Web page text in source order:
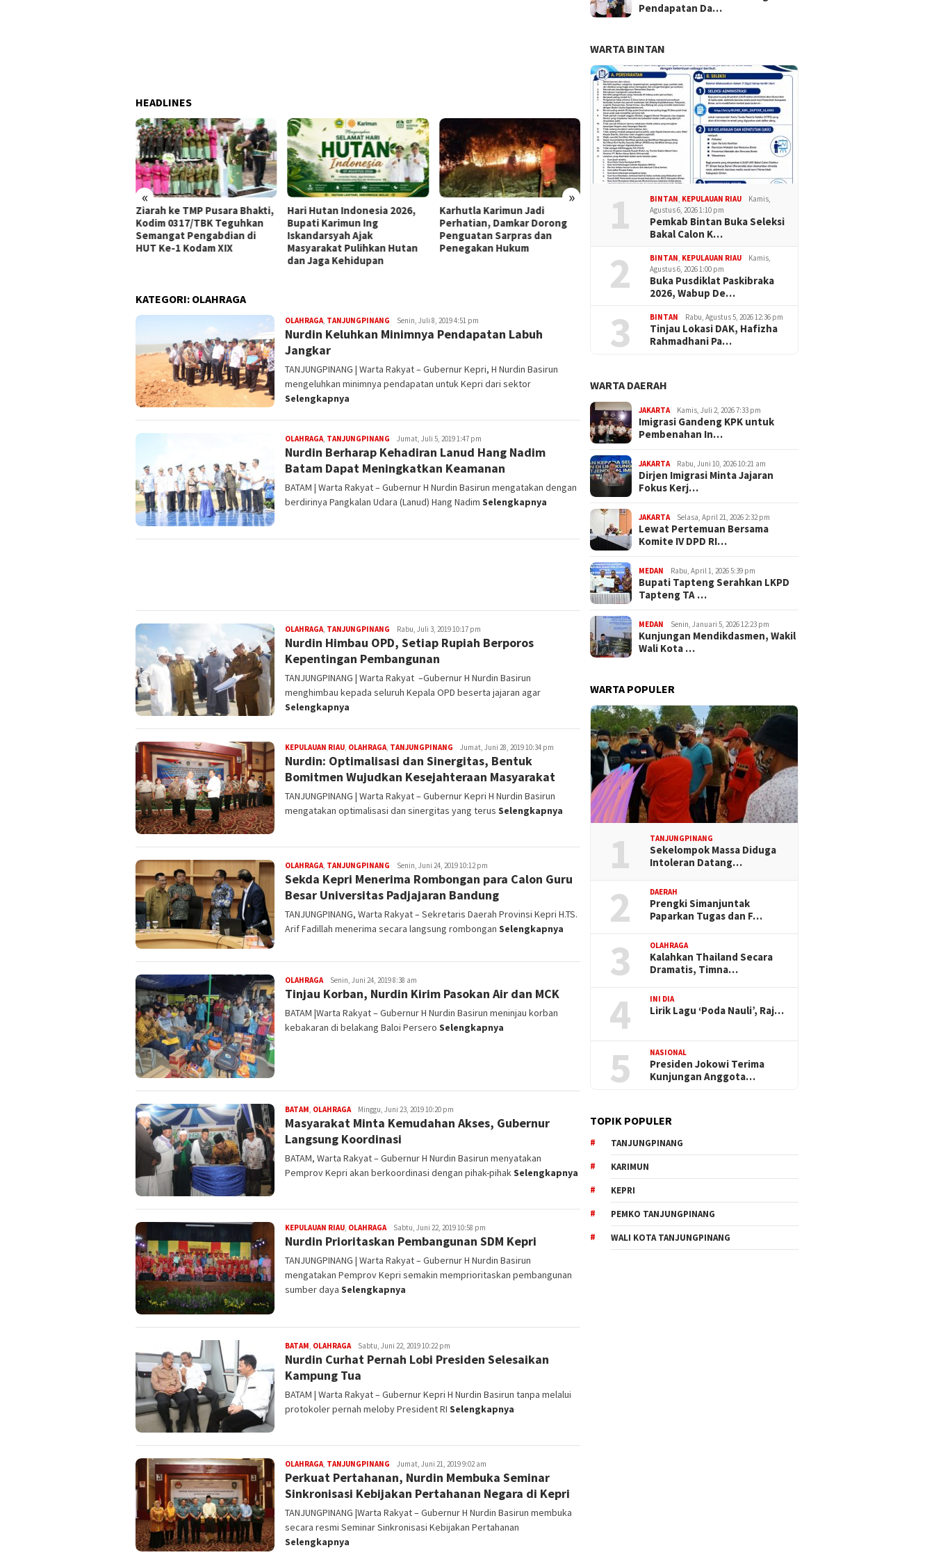
HEADLINES
« »
Ziarah ke TMP Pusara Bhakti,
Kodim 0317/TBK Teguhkan
Semangat Pengabdian di
HUT Ke-1 Kodam XIX
Hari Hutan Indonesia 2026,
Bupati Karimun Ing
Iskandarsyah Ajak
Masyarakat Pulihkan Hutan
dan Jaga Kehidupan
Karhutla Karimun Jadi
Perhatian, Damkar Dorong
Penguatan Sarpras dan
Penegakan Hukum
Pemkab Karimun Buka
Beasiswa Dokter Spesialis,
Investasi Strategis Perkuat
Penduduk, Sungai Lakam
KATEGORI: OLAHRAGA
OLAHRAGA, TANJUNGPINANG Redaksi
Senin, Juli 8, 2019 4:51 pm
Nurdin Keluhkan Minimnya Pendapatan Labuh
Jangkar
TANJUNGPINANG | Warta Rakyat – Gubernur Kepri, H Nurdin Basirun
mengeluhkan minimnya pendapatan untuk Kepri dari sektor
Selengkapnya
OLAHRAGA, TANJUNGPINANG Redaksi
Jumat, Juli 5, 2019 1:47 pm
Nurdin Berharap Kehadiran Lanud Hang Nadim
Batam Dapat Meningkatkan Keamanan
BATAM | Warta Rakyat – Gubernur H Nurdin Basirun mengatakan dengan
berdirinya Pangkalan Udara (Lanud) Hang Nadim Selengkapnya
OLAHRAGA TANJUNGPINANG Redaksi
Rabu, Juli 3, 2019 10:17 pm
Nurdin Himbau OPD, Setiap Rupiah Berporos
Kepentingan Pembangunan
TANJUNGPINANG | Warta Rakyat –Gubernur H Nurdin Basirun
menghimbau kepada seluruh Kepala OPD beserta jajaran agar
Selengkapnya
KEPULAUAN RIAU, OLAHRAGA, TANJUNGPINANG Redaksi
Jumat, Juni 28, 2019 10:34 pm
Nurdin: Optimalisasi dan Sinergitas, Bentuk
Bomitmen Wujudkan Kesejahteraan Masyarakat
TANJUNGPINANG | Warta Rakyat – Gubernur Kepri H Nurdin Basirun
mengatakan optimalisasi dan sinergitas yang terus Selengkapnya
OLAHRAGA, TANJUNGPINANG Redaksi
Senin, Juni 24, 2019 10:12 pm
Sekda Kepri Menerima Rombongan para Calon Guru
Besar Universitas Padjajaran Bandung
TANJUNGPINANG, Warta Rakyat – Sekretaris Daerah Provinsi Kepri H.TS.
Arif Fadillah menerima secara langsung rombongan Selengkapnya
OLAHRAGA Redaksi
Senin, Juni 24, 2019 8:38 am
Tinjau Korban, Nurdin Kirim Pasokan Air dan MCK
BATAM |Warta Rakyat – Gubernur H Nurdin Basirun meninjau korban
kebakaran di belakang Baloi Persero Selengkapnya
BATAM, OLAHRAGARedaksi
Minggu, Juni 23, 2019 10:20 pm
Masyarakat Minta Kemudahan Akses, Gubernur
Langsung Koordinasi
BATAM, Warta Rakyat – Gubernur H Nurdin Basirun menyatakan
Pemprov Kepri akan berkoordinasi dengan pihak-pihakSelengkapnya
KEPULAUAN RIAU, OLAHRAGARedaksi
Sabtu, Juni 22, 2019 10:58 pm
Nurdin Prioritaskan Pembangunan SDM Kepri
TANJUNGPINANG | Warta Rakyat – Gubernur H Nurdin Basirun
mengatakan Pemprov Kepri semakin memprioritaskan pembangunan
sumber daya Selengkapnya
BATAM, OLAHRAGARedaksi
Sabtu, Juni 22, 2019 10:22 pm
Nurdin Curhat Pernah Lobi Presiden Selesaikan
Kampung Tua
BATAM | Warta Rakyat – Gubernur Kepri H Nurdin Basirun tanpa melalui
protokoler pernah meloby President RI Selengkapnya
OLAHRAGA, TANJUNGPINANG Redaksi
Jumat, Juni 21, 2019 9:02 am
Perkuat Pertahanan, Nurdin Membuka Seminar
Sinkronisasi Kebijakan Pertahanan Negara di Kepri
TANJUNGPINANG |Warta Rakyat – Gubernur H Nurdin Basirun membuka
secara resmi Seminar Sinkronisasi Kebijakan Pertahanan
Selengkapnya
Pendapatan Da…
WARTA BINTAN
1 BINTAN KEPULAUAN RIAU
Kamis,
Agustus 6, 2026 1:10 pm
Pemkab Bintan Buka Seleksi
Bakal Calon K…
2 BINTAN KEPULAUAN RIAU
Kamis,
Agustus 6, 2026 1:00 pm
Buka Pusdiklat Paskibraka
2026, Wabup De…
3 BINTAN Rabu, Agustus 5, 2026 12:36 pm
Tinjau Lokasi DAK, Hafizha
Rahmadhani Pa…
WARTA DAERAH
JAKARTA Kamis, Juli 2, 2026 7:33 pm
Imigrasi Gandeng KPK untuk
Pembenahan In…
JAKARTA Rabu, Juni 10, 2026 10:21 am
Dirjen Imigrasi Minta Jajaran
Fokus Kerj…
JAKARTA Selasa, April 21, 2026 2:32 pm
Lewat Pertemuan Bersama
Komite IV DPD RI…
MEDAN Rabu, April 1, 2026 5:39 pm
Bupati Tapteng Serahkan LKPD
Tapteng TA …
MEDAN Senin, Januari 5, 2026 12:23 pm
Kunjungan Mendikdasmen, Wakil
Wali Kota …
WARTA POPULER
1 TANJUNGPINANG
Sekelompok Massa Diduga
Intoleran Datang…
2 DAERAH
Prengki Simanjuntak
Paparkan Tugas dan F…
3 OLAHRAGA
Kalahkan Thailand Secara
Dramatis, Timna…
4 INI DIA
Lirik Lagu ‘Poda Nauli’, Raj…
5 NASIONAL
Presiden Jokowi Terima
Kunjungan Anggota…
TOPIK POPULER
TANJUNGPINANG
KARIMUN
KEPRI
PEMKO TANJUNGPINANG
WALI KOTA TANJUNGPINANG